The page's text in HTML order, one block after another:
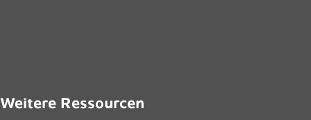
Weitere Ressourcen